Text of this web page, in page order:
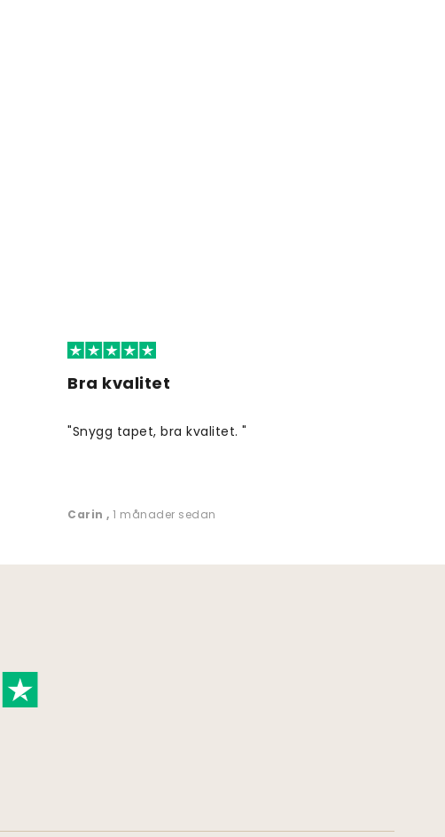
Bra kvalitet
"Snygg tapet, bra kvalitet. "
Carin, 1 månader sedan